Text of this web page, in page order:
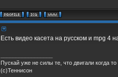
Есть видео касета на русском и mpg 4
Пускай уже не силы те, что двигали когда
(с)Теннисон